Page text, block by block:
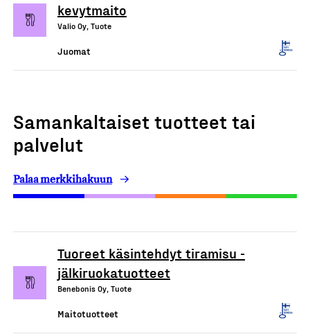
kevytmaito
Valio Oy, Tuote
Juomat
Samankaltaiset tuotteet tai
palvelut
Palaa merkkihakuun
Tuoreet käsintehdyt tiramisu -
jälkiruokatuotteet
Benebonis Oy, Tuote
Maitotuotteet